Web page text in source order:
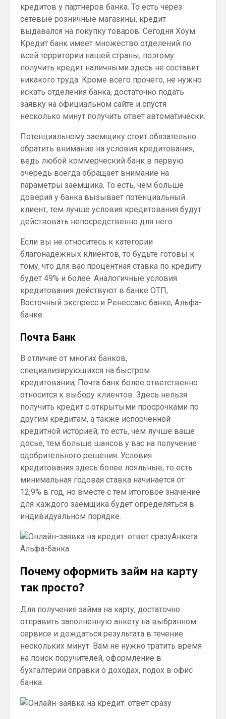
кредитов у партнеров банка. То есть через
сетевые розничные магазины, кредит
выдавался на покупку товаров. Сегодня Хоум
Кредит банк имеет множество отделений по
всей территории нашей страны, поэтому
получить кредит наличными здесь не составит
никакого труда. Кроме всего прочего, не нужно
искать отделения банка, достаточно подать
заявку на официальном сайте и спустя
несколько минут получить ответ автоматически.
Потенциальному заемщику стоит обязательно
обратить внимание на условия кредитования,
ведь любой коммерческий банк в первую
очередь всегда обращает внимание на
параметры заемщика. То есть, чем больше
доверия у банка вызывает потенциальный
клиент, тем лучше условия кредитования будут
действовать непосредственно для него
Если вы не относитесь к категории
благонадежных клиентов, то будьте готовы к
тому, что для вас процентная ставка по кредиту
будет 49% и более. Аналогичные условия
кредитования действуют в банке ОТП,
Восточный экспресс и Ренессанс банке, Альфа-
банке.
Почта Банк
В отличие от многих банков,
специализирующихся на быстром
кредитовании, Почта банк более ответственно
относится к выбору клиентов. Здесь нельзя
получить кредит с открытыми просрочками по
другим кредитам, а также испорченной
кредитной историей, то есть, чем лучше ваше
досье, тем больше шансов у вас на получение
одобрительного решения. Условия
кредитования здесь более лояльные, то есть
минимальная годовая ставка начинается от
12,9% в год, но вместе с тем итоговое значение
для каждого заемщика будет определяться в
индивидуальном порядке.
Анкета
Альфа-банка
Почему оформить займ на карту
так просто?
Для получения займа на карту, достаточно
отправить заполненную анкету на выбранном
сервисе и дождаться результата в течение
нескольких минут. Вам не нужно тратить время
на поиск поручителей, оформление в
бухгалтерии справки о доходах, подох в офис
банка.